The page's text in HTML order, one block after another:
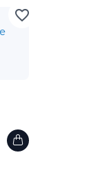
favorite_border